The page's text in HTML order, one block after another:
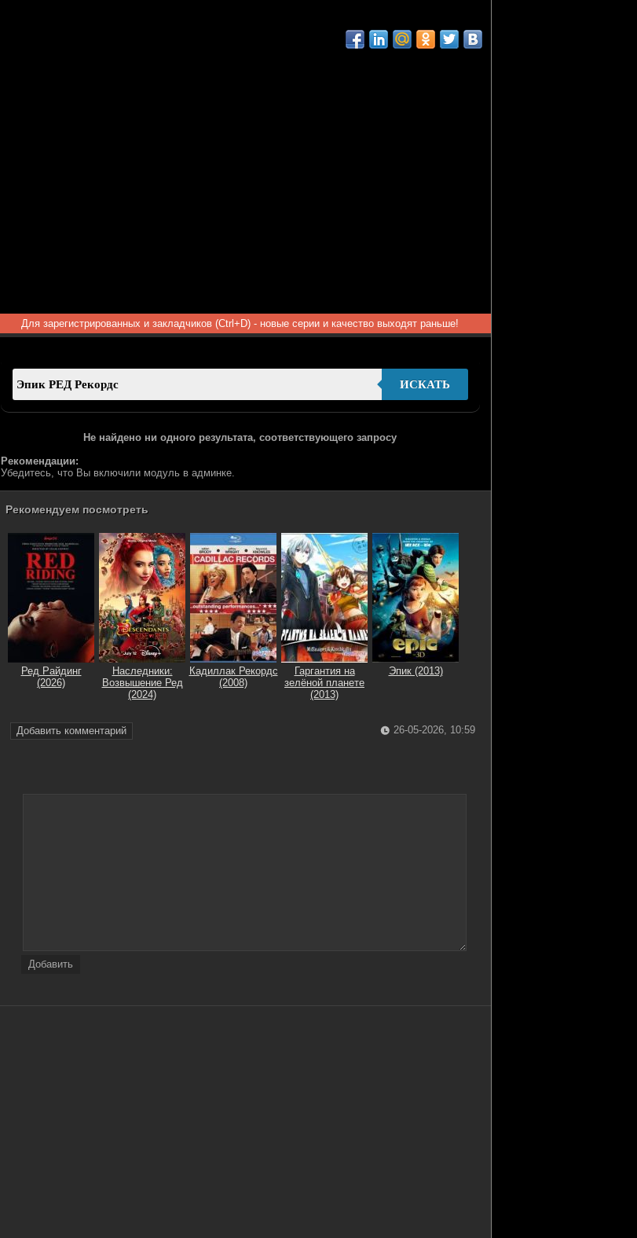
Для зарегистрированных и закладчиков (Ctrl+D) - новые серии и качество выходят раньше!
ИСКАТЬ
Не найдено ни одного результата, соответствующего запросу
Рекомендации:
Убедитесь, что Вы включили модуль в админке.
Рекомендуем посмотреть
Ред Райдинг
(2026)
Наследники:
Возвышение Ред
(2024)
Кадиллак Рекордс
(2008)
Гаргантия на
зелёной планете
(2013)
Эпик (2013)
Добавить комментарий 26-05-2026, 10:59
Добавить